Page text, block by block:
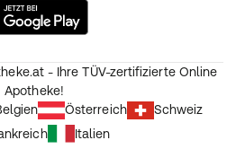
- Ihre TÜV-zertifizierte Online
Apotheke!
Österreich
Schweiz
Italien